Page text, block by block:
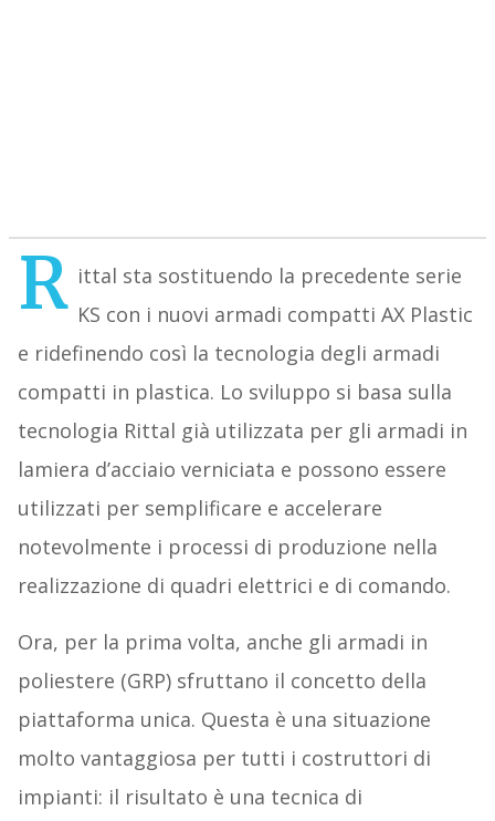
R ittal sta sostituendo la precedente serie
KS con i nuovi armadi compatti AX Plastic
e ridefinendo così la tecnologia degli armadi
compatti in plastica. Lo sviluppo si basa sulla
tecnologia Rittal già utilizzata per gli armadi in
lamiera d’acciaio verniciata e possono essere
utilizzati per semplificare e accelerare
notevolmente i processi di produzione nella
realizzazione di quadri elettrici e di comando.
Ora, per la prima volta, anche gli armadi in
poliestere (GRP) sfruttano il concetto della
piattaforma unica. Questa è una situazione
molto vantaggiosa per tutti i costruttori di
impianti: il risultato è una tecnica di